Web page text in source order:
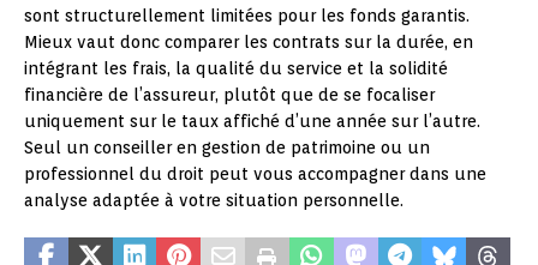
sont structurellement limitées pour les fonds garantis.
Mieux vaut donc comparer les contrats sur la durée, en
intégrant les frais, la qualité du service et la solidité
financière de l’assureur, plutôt que de se focaliser
uniquement sur le taux affiché d’une année sur l’autre.
Seul un conseiller en gestion de patrimoine ou un
professionnel du droit peut vous accompagner dans une
analyse adaptée à votre situation personnelle.